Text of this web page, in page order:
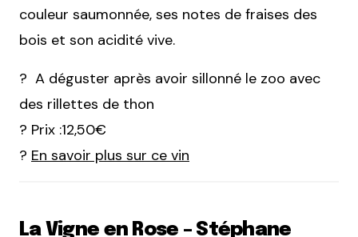
couleur saumonnée, ses notes de fraises des
bois et son acidité vive.
? A déguster après avoir sillonné le zoo avec
des rillettes de thon
? Prix :12,50€
? En savoir plus sur ce vin
La Vigne en Rose – Stéphane